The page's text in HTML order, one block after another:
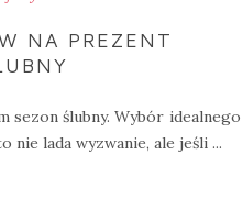
NA PREZENT
sezon ślubny. Wybór idealnego
nie lada wyzwanie, ale jeśli ...